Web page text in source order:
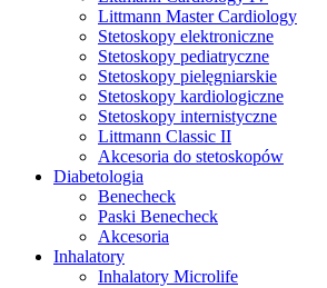
Littmann Master Cardiology
Stetoskopy elektroniczne
Stetoskopy pediatryczne
Stetoskopy pielęgniarskie
Stetoskopy kardiologiczne
Stetoskopy internistyczne
Littmann Classic II
Akcesoria do stetoskopów
Diabetologia
Benecheck
Paski Benecheck
Akcesoria
Inhalatory
Inhalatory Microlife